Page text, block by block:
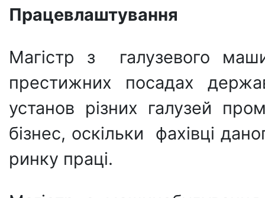
Працевлаштування
Магістр з галузевого
престижних посадах
установ різних галузей
бізнес, оскільки
фахівці
ринку праці.